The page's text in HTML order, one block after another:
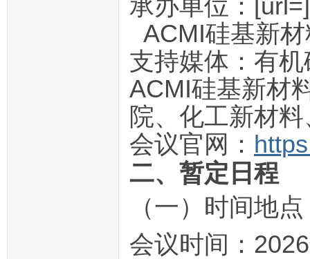
承办单位：
ACMI硅基新
支持媒体：有
ACMI硅基新材
院、化工新材
会议官网：
二、暂定日程
（一）时间地
会议时间：